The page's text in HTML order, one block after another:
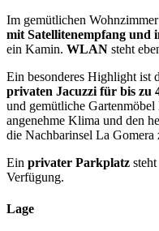
Im gemütlichen
mit Satellitenempfang und
ein Kamin. WLAN steht
Ein besonderes Highlight ist
privaten Jacuzzi für bis zu
und gemütliche
angenehme Klima und den
die Nachbarinsel La Gomera
Ein privater Parkplatz
Verfügung.
Lage